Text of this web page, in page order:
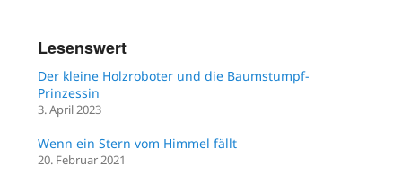
Lesenswert
Der kleine Holzroboter und die Baumstumpf-
Prinzessin
3. April 2023
Wenn ein Stern vom Himmel fällt
20. Februar 2021